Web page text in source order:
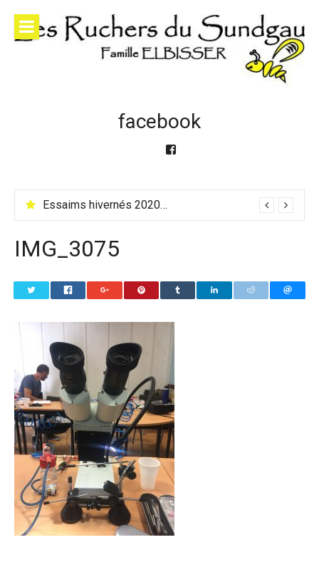
content
facebook
Essaims hivernés 2020 et essaims & reines 2021
IMG_3075